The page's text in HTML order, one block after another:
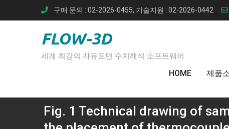
to
구매 문의 : 02-2026-0455, 기술지원 : 02-2026-0442
FLOW-3D
세계 최강의 자유표면 수치해석 소프트웨어
HOME 제품
Fig. 1 Technical drawing of